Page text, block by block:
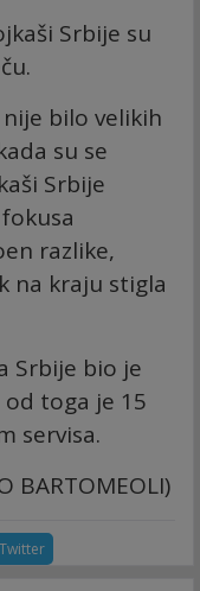
Srbije su
bilo velikih
su se
Srbije
razlike,
na kraju stigla
Srbije bio je
toga je 15
servisa.
BARTOMEOLI)
Twitter